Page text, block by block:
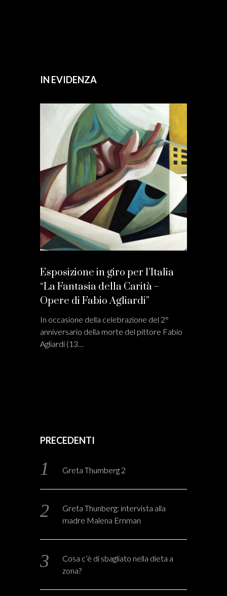
IN EVIDENZA
Esposizione in giro per l’Italia
“La Fantasia della Carità –
Opere di Fabio Agliardi”
In occasione della celebrazione del 2°
anniversario della morte del pittore Fabio
Agliardi (13…
PRECEDENTI
Greta Thumberg 2
Greta Thunberg: intervista alla
madre Malena Ernman
Cosa c’è di sbagliato nella dieta a
zona?